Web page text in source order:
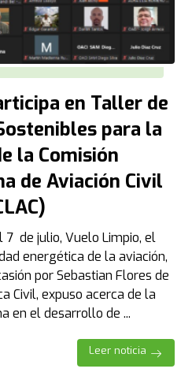
en Taller de
para la
la Comisión
de Aviación Civil
7 de julio, Vuelo Limpio, el
energética de la aviación,
por Sebastian Flores de
Civil, expuso acerca de la
en el desarrollo de ...
Leer noticia